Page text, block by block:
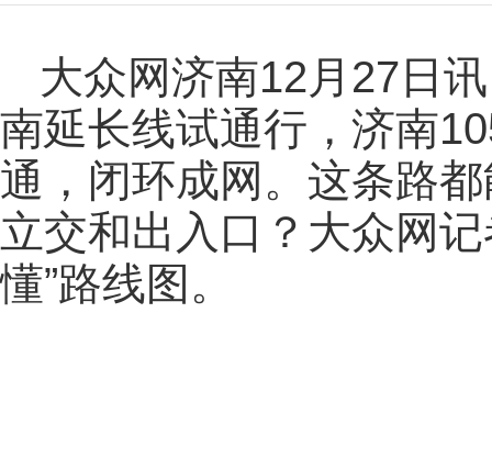
大众网济南12月27日
南延长线试通行，济南
通，闭环成网。这条路
立交和出入口？大众网
懂”路线图。